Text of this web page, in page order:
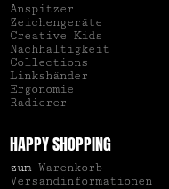
Anspitzer
Zeichengeräte
Creative Kids
Nachhaltigkeit
Collections
Linkshänder
Ergonomie
Radierer
HAPPY SHOPPING
zumWarenkorb
Versandinformationen